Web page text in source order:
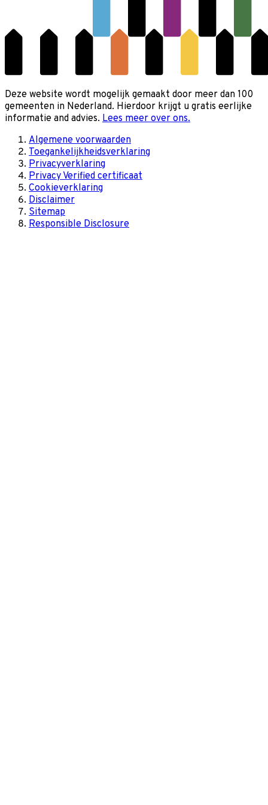
Deze website wordt mogelijk gemaakt door meer dan 100
gemeenten in Nederland. Hierdoor krijgt u gratis eerlijke
informatie and advies. Lees meer over ons.
Algemene voorwaarden
Toegankelijkheidsverklaring
Privacyverklaring
Privacy Verified certificaat
Cookieverklaring
Disclaimer
Sitemap
Responsible Disclosure